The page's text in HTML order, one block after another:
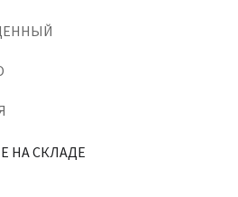
НА СКЛАДЕ